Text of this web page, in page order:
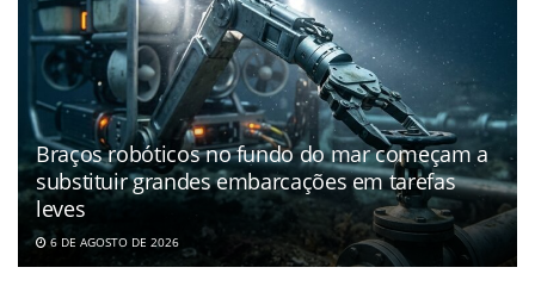
Braços robóticos no fundo do mar começam a
substituir grandes embarcações em tarefas
leves
6 DE AGOSTO DE 2026